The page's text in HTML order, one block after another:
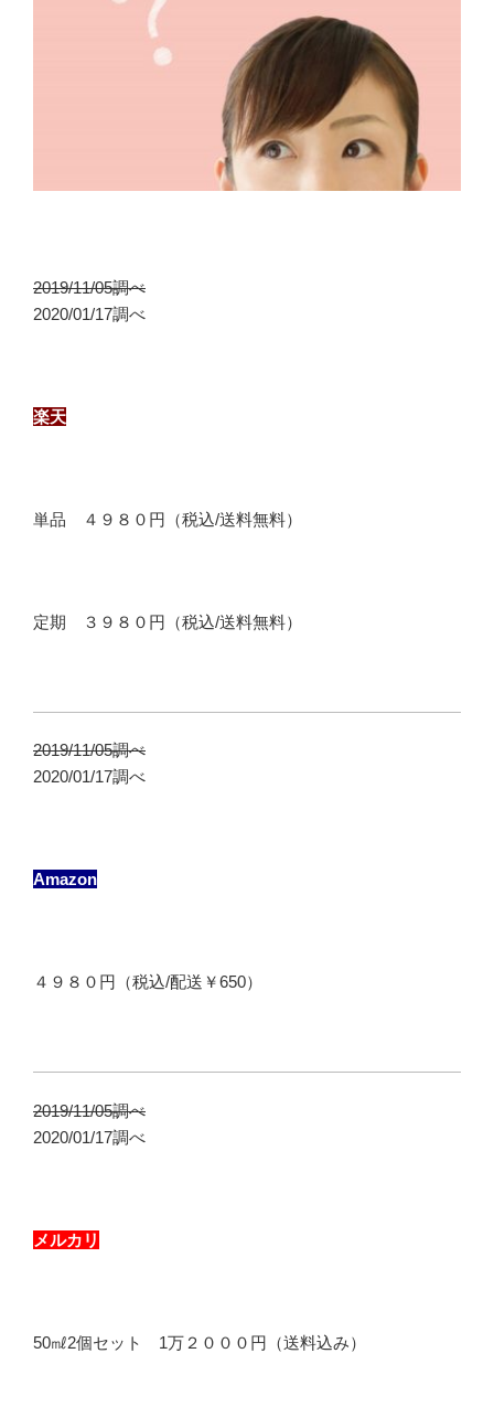
2019/11/05調べ
2020/01/17調べ
楽天
単品 ４９８０円（税込/送料無料）
定期 ３９８０円（税込/送料無料）
2019/11/05調べ
2020/01/17調べ
Amazon
４９８０円（税込/配送￥650）
2019/11/05調べ
2020/01/17調べ
メルカリ
50㎖2個セット 1万２０００円（送料込み）